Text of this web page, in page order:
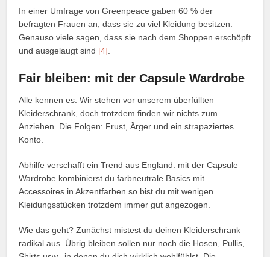
In einer Umfrage von Greenpeace gaben 60 % der
befragten Frauen an, dass sie zu viel Kleidung besitzen.
Genauso viele sagen, dass sie nach dem Shoppen erschöpft
und ausgelaugt sind [4]
Fair bleiben: mit der Capsule Wardrobe
Alle kennen es: Wir stehen vor unserem überfüllten
Kleiderschrank, doch trotzdem finden wir nichts zum
Anziehen. Die Folgen: Frust, Ärger und ein strapaziertes
Konto.
Abhilfe verschafft ein Trend aus England: mit der Capsule
Wardrobe kombinierst du farbneutrale Basics mit
Accessoires in Akzentfarben so bist du mit wenigen
Kleidungsstücken trotzdem immer gut angezogen.
Wie das geht? Zunächst mistest du deinen Kleiderschrank
radikal aus. Übrig bleiben sollen nur noch die Hosen, Pullis,